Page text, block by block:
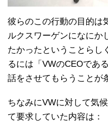
彼らのこの行動の目的は
ルクスワーゲンになにか
たかったということらし
るには「VWのCEOであ
話をさせてもらうことが
ちなみにVWに対して気
て要求していた内容は：